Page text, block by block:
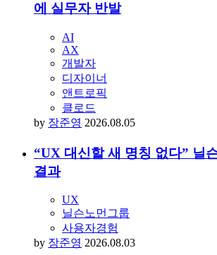
에 실무자 반발
AI
AX
개발자
디자이너
앤트로픽
클로드
by 장준영 2026.08.05
“UX 대신할 새 명칭 없다” 닐
결과
UX
닐슨노먼그룹
사용자경험
by 장준영 2026.08.03